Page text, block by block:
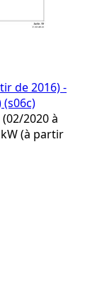
de 2016) -
(s06c)
2020 à
(à partir